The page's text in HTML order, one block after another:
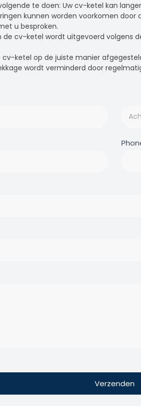
te doen: Uw cv-ketel kan
kunnen worden voorkomen
u besproken.
cv-ketel wordt uitgevoerd
ketel op de juiste manier
wordt verminderd door
Verzenden